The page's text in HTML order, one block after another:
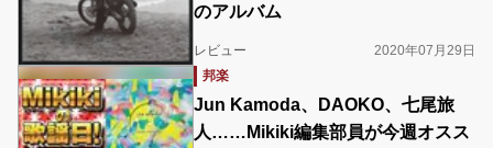
のアルバム
レビュー
2020年07月29日
邦楽
Jun Kamoda、DAOKO、七尾旅
人……Mikiki編集部員が今週オスス